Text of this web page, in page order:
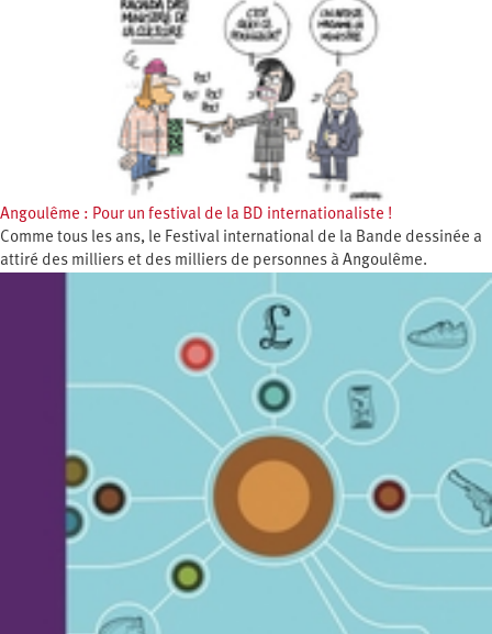
Angoulême : Pour un festival de la BD internationaliste !
Comme tous les ans, le Festival international de la Bande dessinée a
attiré des milliers et des milliers de personnes à Angoulême.